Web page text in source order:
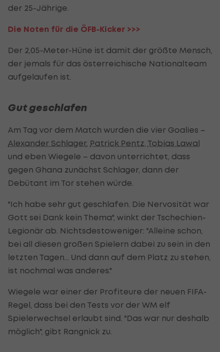
der 25-Jährige.
Die Noten für die ÖFB-Kicker >>>
Der 2,05-Meter-Hüne ist damit der größte Mensch,
der jemals für das österreichische Nationalteam
aufgelaufen ist.
Gut geschlafen
Am Tag vor dem Match wurden die vier Goalies –
Alexander Schlager, Patrick Pentz Tobias Lawal
und eben Wiegele – davon unterrichtet, dass
gegen Ghana zunächst Schlager, dann der
Debütant im Tor stehen würde.
"Ich habe sehr gut geschlafen. Die Nervosität war
Gott sei Dank kein Thema", winkt der Tschechien-
Legionär ab. Nichtsdestoweniger: "Alleine schon,
bei all diesen großen Spielern dabei zu sein in den
letzten Tagen… Und dann auf dem Platz zu stehen,
ist nochmal was anderes."
Wiegele war einer der Profiteure der neuen FIFA-
Regel, dass bei den Tests vor der WM elf
Spielerwechsel erlaubt sind. "Das war nur deshalb
möglich", gibt Rangnick zu.